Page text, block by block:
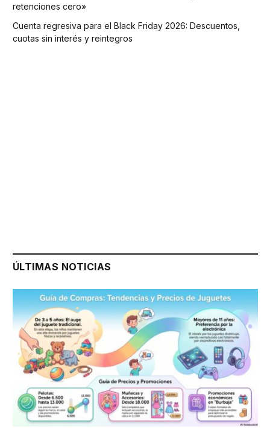
retenciones cero»
Cuenta regresiva para el Black Friday 2026: Descuentos,
cuotas sin interés y reintegros
ÚLTIMAS NOTICIAS